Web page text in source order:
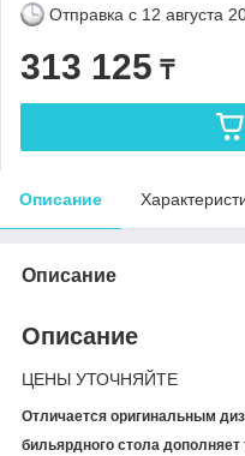
Отправка с 12 августа
313 125 ₸
Описание
Описание
Описание
ЦЕНЫ УТОЧНЯЙТЕ
Отличается оригинальным
бильярдного стола дополняет